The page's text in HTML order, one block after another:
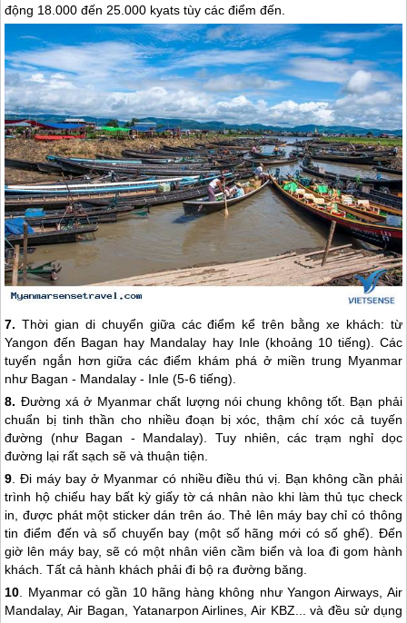
động 18.000 đến 25.000 kyats tùy các điểm đến.
7. Thời gian di chuyển giữa các điểm kể trên bằng xe khách: từ
Yangon đến Bagan hay Mandalay hay Inle (khoảng 10 tiếng). Các
tuyến ngắn hơn giữa các điểm khám phá ở miền trung Myanmar
như Bagan - Mandalay - Inle (5-6 tiếng).
8. Đường xá ở Myanmarchất lượng nói chung không tốt. Bạn phải
chuẩn bị tinh thần cho nhiều đoạn bị xóc, thậm chí xóc cả tuyến
đường (như Bagan - Mandalay). Tuy nhiên, các trạm nghỉ dọc
đường lại rất sạch sẽ và thuận tiện.
9. Đi máy bay ở Myanmarcó nhiều điều thú vị. Bạn không cần phải
trình hộ chiếu hay bất kỳ giấy tờ cá nhân nào khi làm thủ tục check
in, được phát một sticker dán trên áo. Thẻ lên máy bay chỉ có thông
tin điểm đến và số chuyến bay (một số hãng mới có số ghế). Đến
giờ lên máy bay, sẽ có một nhân viên cầm biển và loa đi gom hành
khách. Tất cả hành khách phải đi bộ ra đường băng.
10. Myanmarcó gần 10 hãng hàng không như Yangon Airways, Air
Mandalay, Air Bagan, Yatanarpon Airlines, Air KBZ... và đều sử dụng